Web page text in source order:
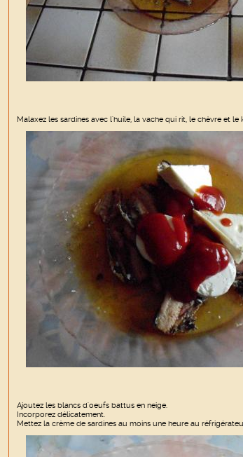
Malaxez les sardines avec l'huile, la vache qui rit, le chèvre et le
Ajoutez les blancs d'oeufs battus en neige.
Incorporez délicatement.
Mettez la crème de sardines au moins une heure au